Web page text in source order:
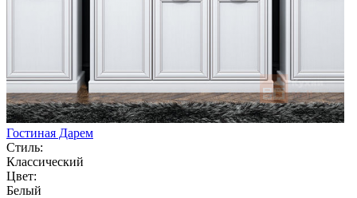
Гостиная Дарем
Стиль:
Классический
Цвет:
Белый